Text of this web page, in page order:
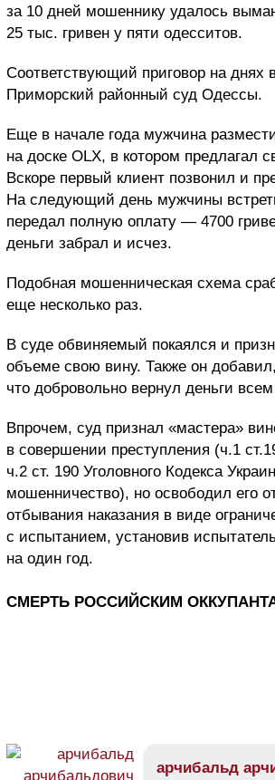
за 10 дней мошеннику удалось
25 тыс. гривен у пяти одесситов.
Соответствующий приговор на днях
Приморский районный суд Одессы.
Еще в начале года мужчина
на доске OLX, в котором предлагал
Вскоре первый клиент позвонил и
На следующий день мужчины
передал полную оплату — 4700
деньги забрал и исчез.
Подобная мошенническая схема
еще несколько раз.
В суде обвиняемый покаялся и
объеме свою вину. Также он добавил,
что добровольно вернул деньги
Впрочем, суд признал «мастера»
в совершении преступления (ч.1
ч.2 ст. 190 Уголовного Кодекса
мошенничество), но освободил его
отбывания наказания в виде
с испытанием, установив
на один год.
СМЕРТЬ РОССИЙСКИМ
арчибальд